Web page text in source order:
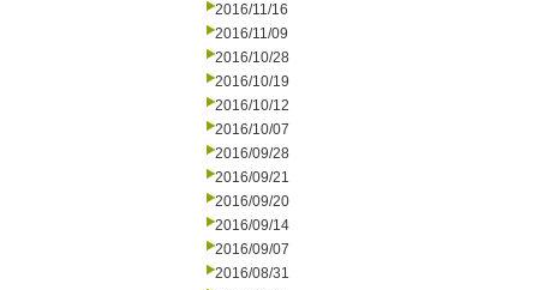
2016/11/16
2016/11/09
2016/10/28
2016/10/19
2016/10/12
2016/10/07
2016/09/28
2016/09/21
2016/09/20
2016/09/14
2016/09/07
2016/08/31